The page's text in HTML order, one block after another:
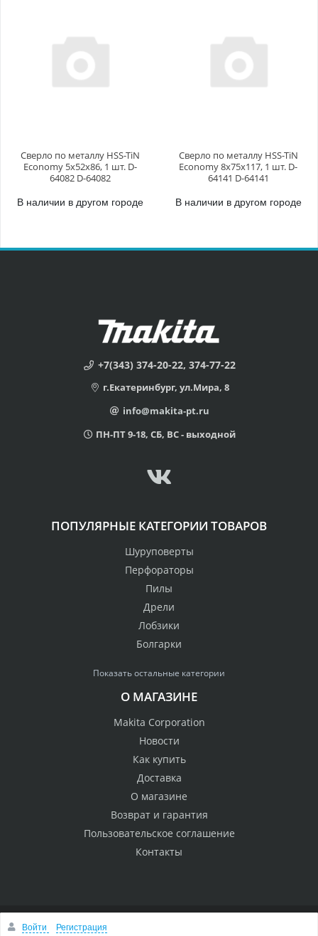
Сверло по металлу HSS-TiN
Economy 5х52x86, 1 шт. D-
64082 D-64082
В наличии в другом городе
Сверло по металлу HSS-TiN
Economy 8х75x117, 1 шт. D-
64141 D-64141
В наличии в другом городе
+7(343) 374-20-22, 374-77-22
г.Екатеринбург, ул.Мира, 8
info@makita-pt.ru
ПН-ПТ 9-18, СБ, ВС - выходной
ПОПУЛЯРНЫЕ КАТЕГОРИИ ТОВАРОВ
Шуруповерты
Перфораторы
Пилы
Дрели
Лобзики
Болгарки
Показать остальные категории
О МАГАЗИНЕ
Makita Corporation
Новости
Как купить
Доставка
О магазине
Возврат и гарантия
Пользовательское соглашение
Контакты
© 2005 Сервисный центр Макита
Войти Регистрация